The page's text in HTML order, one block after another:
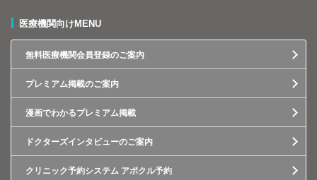
医療機関向けMENU
無料医療機関会員登録のご案内
プレミアム掲載のご案内
漫画でわかるプレミアム掲載
ドクターズインタビューのご案内
クリニック予約システム アポクル予約